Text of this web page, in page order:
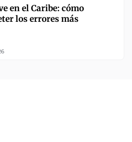
en el Caribe: cómo
los errores más